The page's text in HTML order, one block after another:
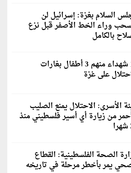
السلام بغزة: إسرائيل لن
وراء الخط الأصفر قبل نزع
بالكامل
10 شهداء منهم 3 أطفال بغارات
على غزة
الأسرى: الاحتلال يمنع الصليب
من زيارة أي أسير فلسطيني منذ
الصحة الفلسطينية: القطاع
يمر بأخطر مرحلة في تاريخه